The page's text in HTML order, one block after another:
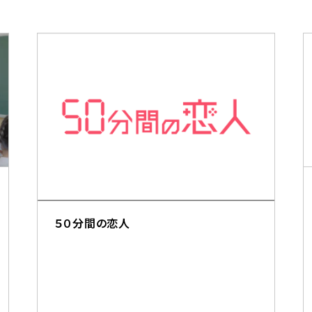
５０分間の恋人